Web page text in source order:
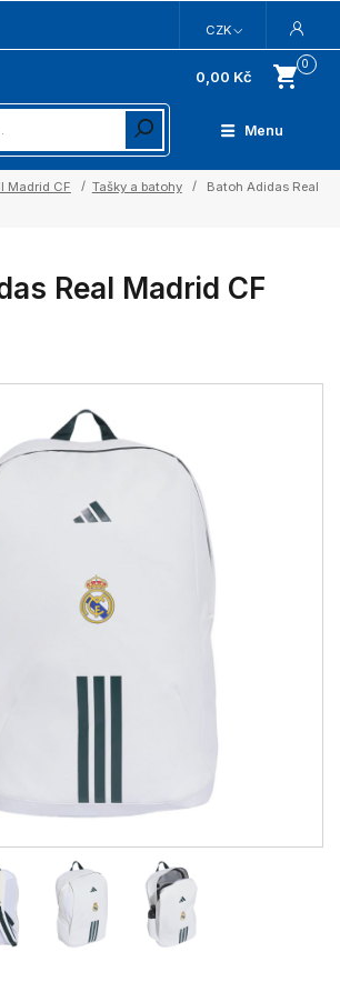
Menu
CZK
0
0,00 Kč
Madrid CF Tašky a batohy
Batoh Adidas Real
Real Madrid CF